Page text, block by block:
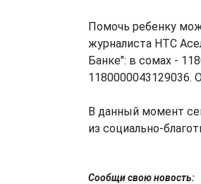
Помочь ребенку
журналиста НТС
Банке": в сомах -
1180000043129036.
В данный момент
из социально-
Сообщи свою новость: